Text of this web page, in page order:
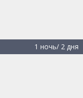
1 ночь/ 2 дня